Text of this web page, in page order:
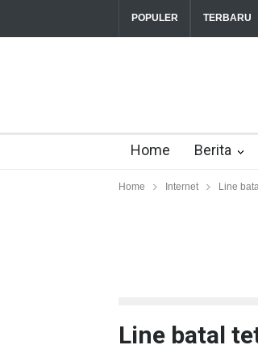
POPULER TERBARU
Home Berita
Home Internet Line
Line batal